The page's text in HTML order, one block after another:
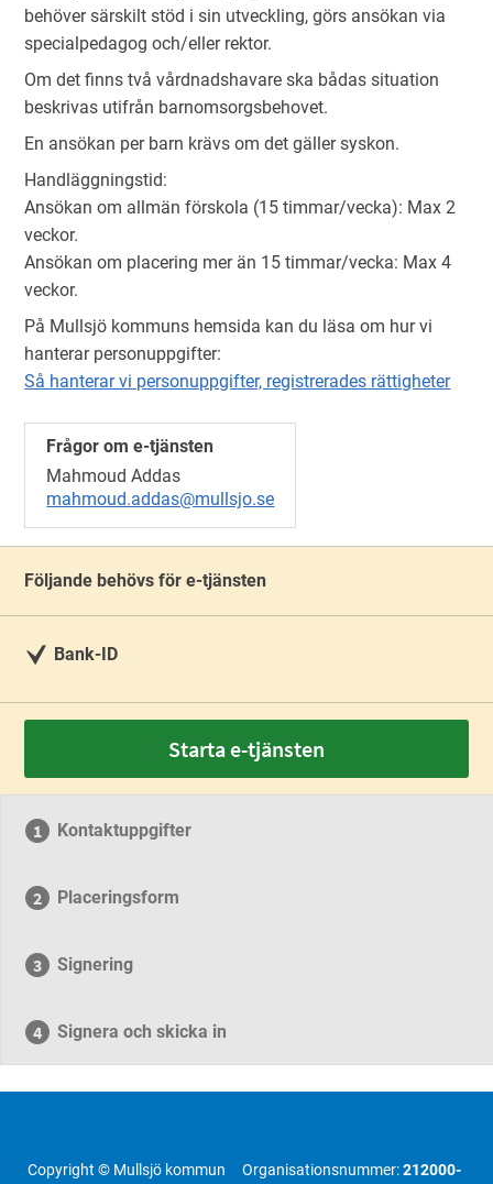
behöver särskilt stöd i sin utveckling, görs ansökan via
specialpedagog och/eller rektor.
Om det finns två vårdnadshavare ska bådas situation
beskrivas utifrån barnomsorgsbehovet.
En ansökan per barn krävs om det gäller syskon.
Handläggningstid:
Ansökan om allmän förskola (15 timmar/vecka): Max 2
veckor.
Ansökan om placering mer än 15 timmar/vecka: Max 4
veckor.
På Mullsjö kommuns hemsida kan du läsa om hur vi
hanterar personuppgifter:
Så hanterar vi personuppgifter, registrerades rättigheter
Frågor om e-tjänsten
Mahmoud Addas
mahmoud.addas@mullsjo.se
Följande behövs för e-tjänsten
Bank-ID
Starta e-tjänsten
Kontaktuppgifter
Placeringsform
Signering
Signera och skicka in
Copyright © Mullsjö kommun Organisationsnummer:212000-